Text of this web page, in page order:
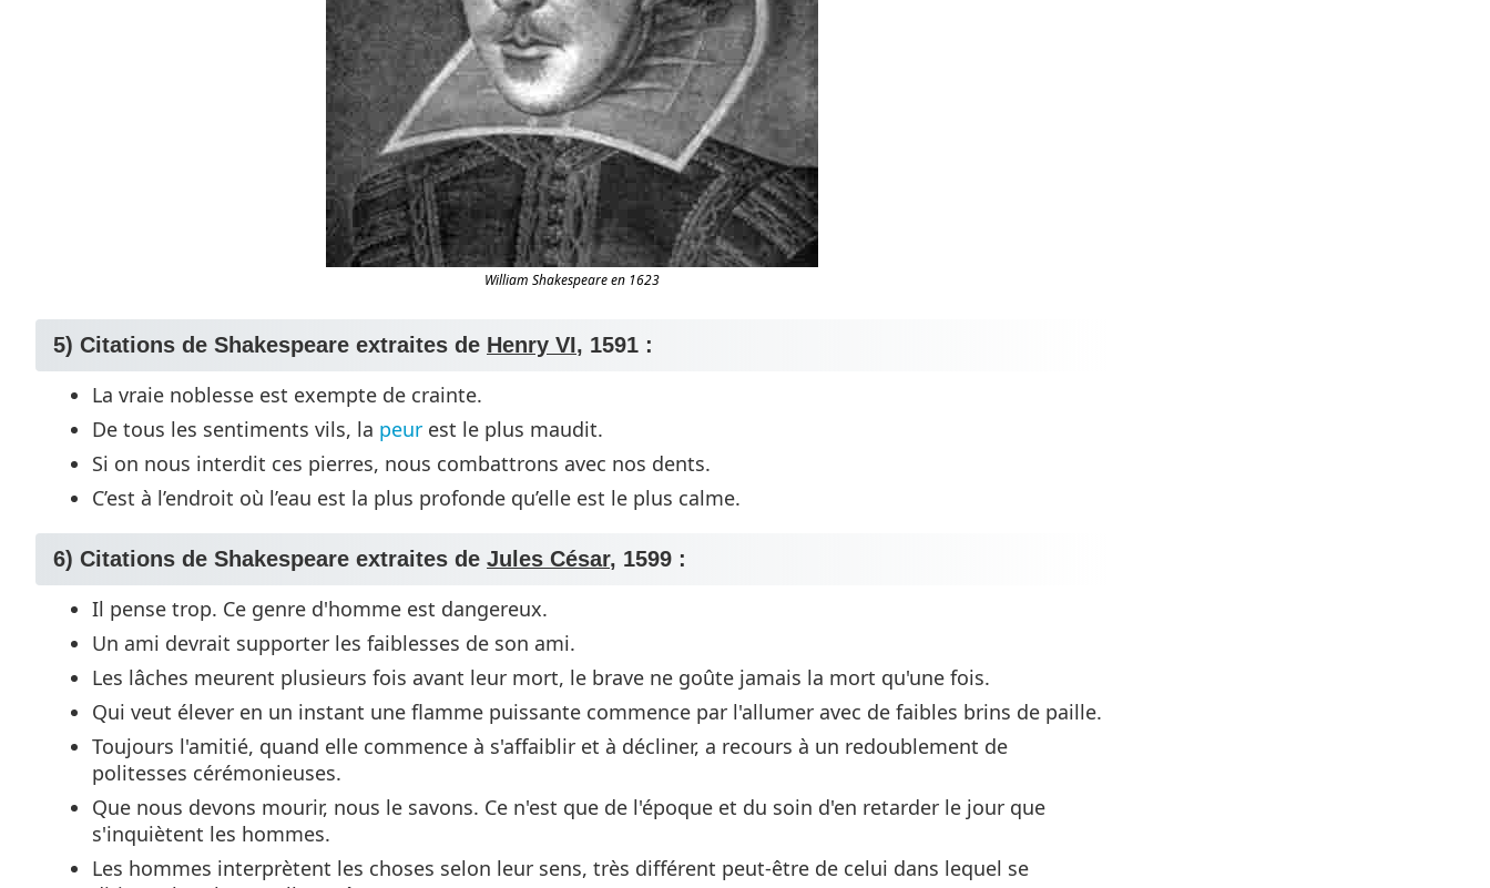
William Shakespeare en 1623
5) Citations de Shakespeare extraites de Henry VI, 1591 :
La vraie noblesse est exempte de crainte.
De tous les sentiments vils, la peur est le plus maudit.
Si on nous interdit ces pierres, nous combattrons avec nos dents.
C’est à l’endroit où l’eau est la plus profonde qu’elle est le plus calme.
6) Citations de Shakespeare extraites de Jules César, 1599 :
Il pense trop. Ce genre d'homme est dangereux.
Un ami devrait supporter les faiblesses de son ami.
Les lâches meurent plusieurs fois avant leur mort, le brave ne goûte jamais la mort qu'une fois.
Qui veut élever en un instant une flamme puissante commence par l'allumer avec de faibles brins de paille.
Toujours l'amitié, quand elle commence à s'affaiblir et à décliner, a recours à un redoublement de
politesses cérémonieuses.
Que nous devons mourir, nous le savons. Ce n'est que de l'époque et du soin d'en retarder le jour que
s'inquiètent les hommes.
Les hommes interprètent les choses selon leur sens, très différent peut-être de celui dans lequel se